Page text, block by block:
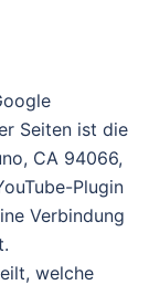
Seiten ist die
CA 94066,
Plugin
Verbindung
welche